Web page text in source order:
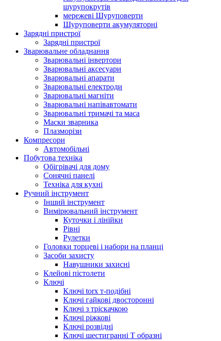
шурупокрутів
мережеві Шуруповерти
Шуруповерти акумуляторні
Зарядні пристрої
Зарядні пристрої
Зварювальне обладнання
Зварювальні інвертори
Зварювальні аксесуари
Зварювальні апарати
Зварювальні електроди
Зварювальні магніти
Зварювальні напівавтомати
Зварювальні тримачі та маса
Маски зварника
Плазморізи
Компресори
Автомобільні
Побутова техніка
Обігрівачі для дому
Сонячні панелі
Техніка для кухні
Ручний інструмент
Інший інструмент
Вимірювальний інструмент
Куточки і лінійки
Рівні
Рулетки
Головки торцеві і набори на планці
Засоби захисту
Навушники захисні
Клейові пістолети
Ключі
Ключі torx т-подібні
Ключі гайкові двосторонні
Ключі з тріскачкою
Ключі ріжкові
Ключі розвідні
Ключі шестигранні Т образні